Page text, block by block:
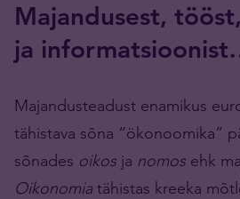
Majandusest,
ja
Majandusteadust enamikus
tähistava sõna “ökonoomika”
sõnades oikos ja nomos ehk
Oikonomia tähistas kreeka